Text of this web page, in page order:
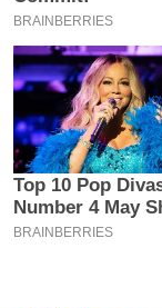
क्रा
इ
म
ई
-
पे
प
र